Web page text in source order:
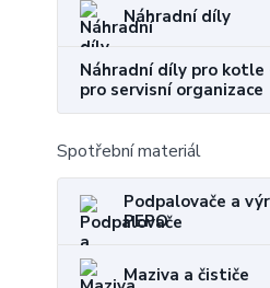
Náhradní díly
Náhradní díly pro kotle
pro servisní organizace
Spotřební materiál
Podpalovače a
PEPO
Maziva a čističe